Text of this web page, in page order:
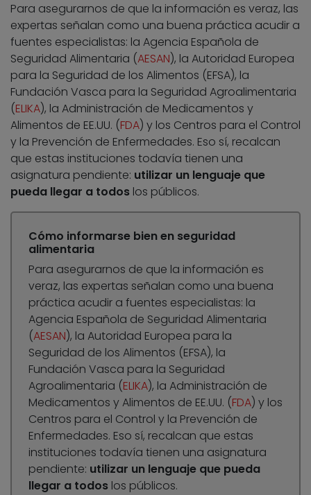
Para asegurarnos de que la información es veraz, las
expertas señalan como una buena práctica acudir a
fuentes especialistas: la Agencia Española de
Seguridad Alimentaria (AESAN), la Autoridad Europea
para la Seguridad de los Alimentos (EFSA), la
Fundación Vasca para la Seguridad Agroalimentaria
(ELIKA), la Administración de Medicamentos y
Alimentos de EE.UU. (FDA) y los Centros para el Control
y la Prevención de Enfermedades. Eso sí, recalcan
que estas instituciones todavía tienen una
asignatura pendiente: utilizar un lenguaje que
pueda llegar a todos los públicos.
Cómo informarse bien en seguridad
alimentaria
Para asegurarnos de que la información es
veraz, las expertas señalan como una buena
práctica acudir a fuentes especialistas: la
Agencia Española de Seguridad Alimentaria
(AESAN), la Autoridad Europea para la
Seguridad de los Alimentos (EFSA), la
Fundación Vasca para la Seguridad
Agroalimentaria (ELIKA), la Administración de
Medicamentos y Alimentos de EE.UU. (FDA) y los
Centros para el Control y la Prevención de
Enfermedades. Eso sí, recalcan que estas
instituciones todavía tienen una asignatura
pendiente: utilizar un lenguaje que pueda
llegar a todos los públicos.